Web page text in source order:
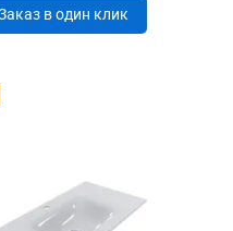
в один клик